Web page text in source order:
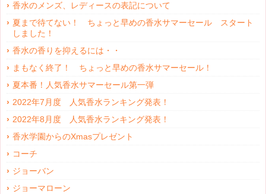
香水のメンズ、レディースの表記について
夏まで待てない！ ちょっと早めの香水サマーセール スタート
しました！
香水の香りを抑えるには・・
まもなく終了！ ちょっと早めの香水サマーセール！
夏本番！人気香水サマーセール第一弾
2022年7月度 人気香水ランキング発表！
2022年8月度 人気香水ランキング発表！
香水学園からのXmasプレゼント
コーチ
ジョーバン
ジョーマローン